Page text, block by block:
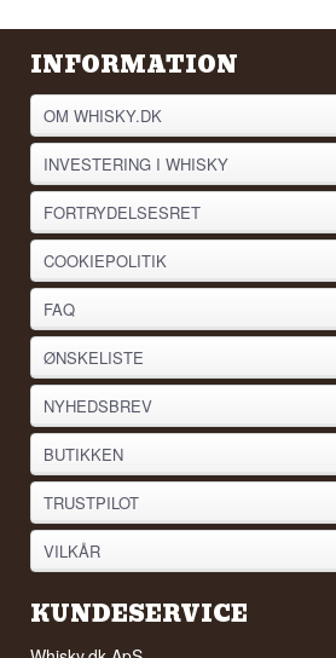
INFORMATION
OM WHISKY.DK
INVESTERING I WHISKY
FORTRYDELSESRET
COOKIEPOLITIK
FAQ
ØNSKELISTE
NYHEDSBREV
BUTIKKEN
TRUSTPILOT
VILKÅR
KUNDESERVICE